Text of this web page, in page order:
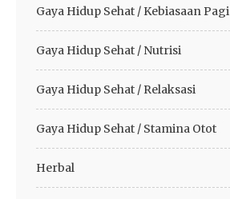
Gaya Hidup Sehat / Kebiasaan Pagi
Gaya Hidup Sehat / Nutrisi
Gaya Hidup Sehat / Relaksasi
Gaya Hidup Sehat / Stamina Otot
Herbal